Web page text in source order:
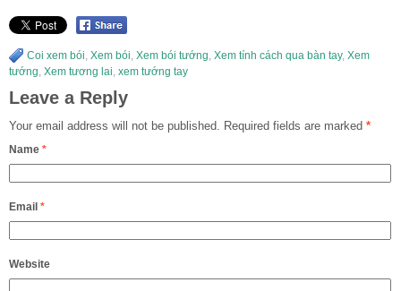
Coi xem bói, Xem bói, Xem bói tướng, Xem tính cách qua bàn tay, Xem
tướng, Xem tương lai, xem tướng tay
Leave a Reply
Your email address will not be published. Required fields are marked *
Name *
Email *
Website